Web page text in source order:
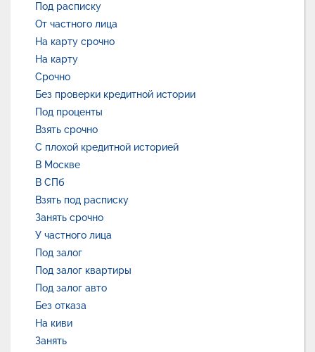
Под расписку
От частного лица
На карту срочно
На карту
Срочно
Без проверки кредитной истории
Под проценты
Взять срочно
С плохой кредитной историей
В Москве
В СПб
Взять под расписку
Занять срочно
У частного лица
Под залог
Под залог квартиры
Под залог авто
Без отказа
На киви
Занять